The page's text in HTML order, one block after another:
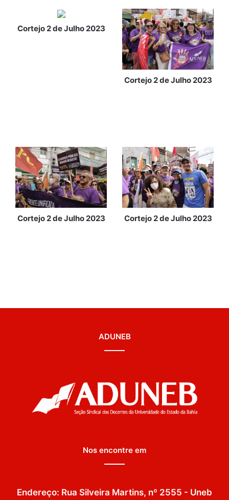
Cortejo 2 de Julho 2023
Cortejo 2 de Julho 2023
Cortejo 2 de Julho 2023 Cortejo 2 de Julho 2023
ADUNEB
Nos encontre em
Endereço: Rua Silveira Martins, nº 2555 - Uneb